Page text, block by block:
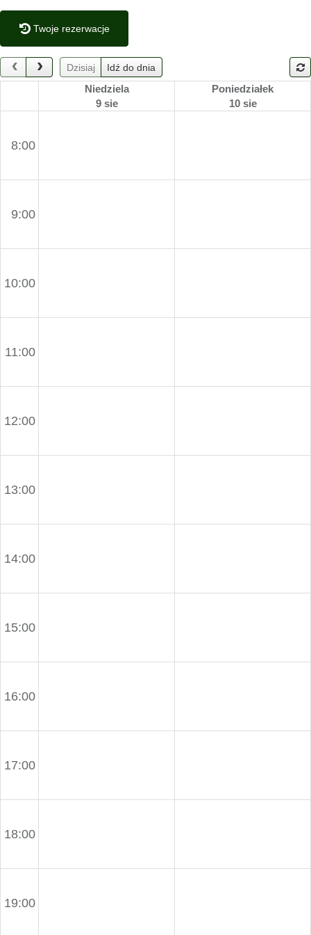
Twoje rezerwacje
Dzisiaj Idź do dnia
Niedziela
9 sie
Poniedziałek
10 sie
8:00
9:00
10:00
11:00
12:00
13:00
14:00
15:00
16:00
17:00
18:00
19:00